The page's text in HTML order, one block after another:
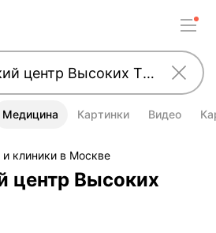
Медицина Картинки Видео
клиники в Москве
центр Высоких